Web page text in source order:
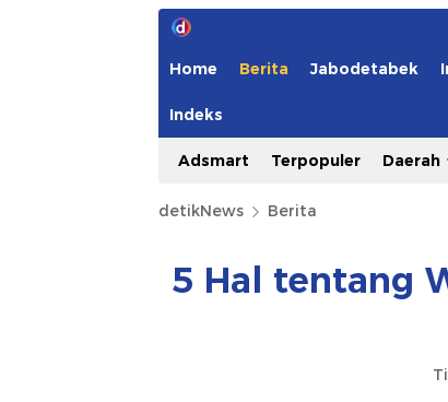
Home Berita Jabodetabek
Indeks
Adsmart Terpopuler Daerah
detikNews Berita
5 Hal tentang